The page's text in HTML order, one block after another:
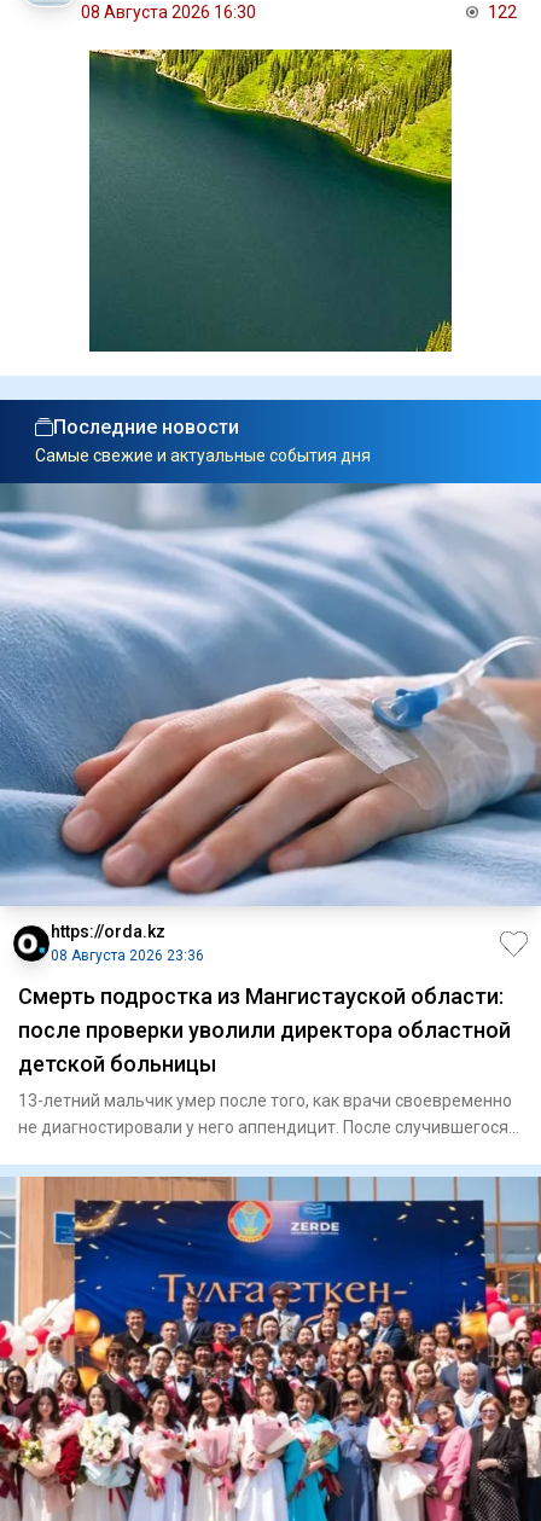
08 Августа 2026 16:30 122
Последние новости
Самые свежие и актуальные события дня
https://orda.kz
08 Августа 2026 23:36
Смерть подростка из Мангистауской области:
после проверки уволили директора областной
детской больницы
13-летний мальчик умер после того, как врачи своевременно
не диагностировали у него аппендицит. После случившегося